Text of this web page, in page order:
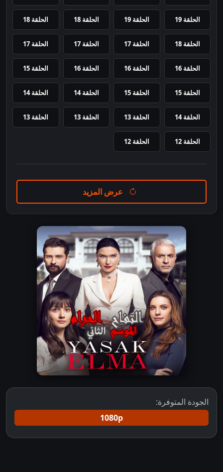
الحلقة 19 الحلقة 19 الحلقة 18 الحلقة 18
الحلقة 18 الحلقة 17 الحلقة 17 الحلقة 17
الحلقة 16 الحلقة 16 الحلقة 16 الحلقة 15
الحلقة 15 الحلقة 15 الحلقة 14 الحلقة 14
الحلقة 14 الحلقة 13 الحلقة 13 الحلقة 13
الحلقة 12 الحلقة 12
عرض المزيد
الجودة المتوفرة:
1080p